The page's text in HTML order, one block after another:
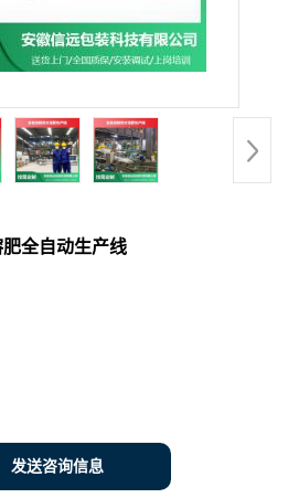
全自动生产线
发送咨询信息